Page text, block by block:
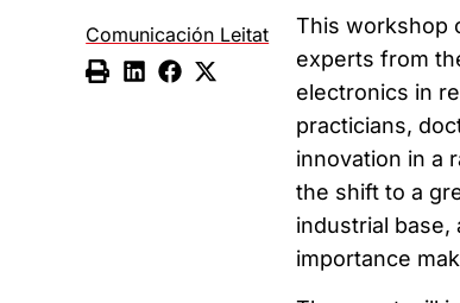
Comunicación Leitat
This workshop
experts from
electronics in
practicians,
innovation in a
the shift to a
industrial
importance